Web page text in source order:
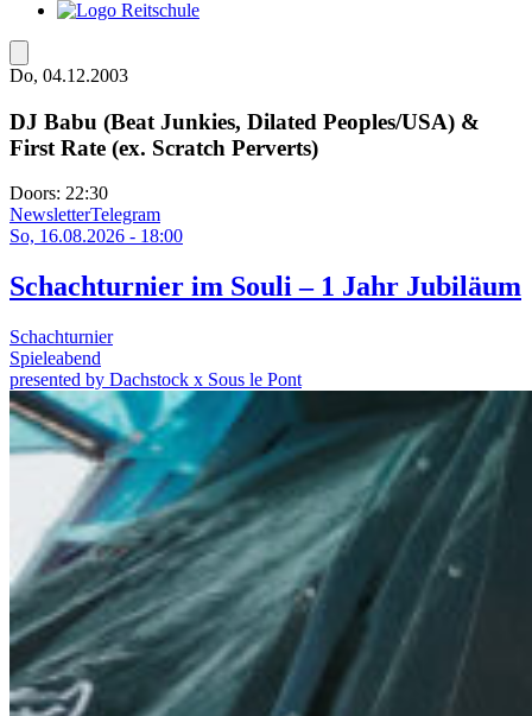
Do, 04.12.2003
DJ Babu (Beat Junkies, Dilated Peoples/USA) &
First Rate (ex. Scratch Perverts)
Doors: 22:30
NewsletterTelegram
So, 16.08.2026 - 18:00
Schachturnier im Souli – 1 Jahr Jubiläum
Schachturnier
Spieleabend
presented by Dachstock x Sous le Pont